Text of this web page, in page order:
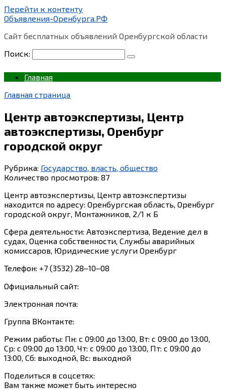
Перейти к контенту
Объявления-Оренбурга.РФ
Сайт бесплатных объявлений Оренбургской области
Поиск:
Главная
Главная страница
Центр автоэкспертизы, Центр
автоэкспертизы, Оренбург
городской округ
Рубрика: Государство, власть, общество
Количество просмотров: 87
Центр автоэкспертизы, Центр автоэкспертизы
находится по адресу: Оренбургская область, Оренбург
городской округ, Монтажников, 2/1 к Б
Сфера деятельности: Автоэкспертиза, Ведение дел в
судах, Оценка собственности, Службы аварийных
комиссаров, Юридические услуги Оренбург
Телефон: +7 (3532) 28‒10‒08
Официальный сайт:
Электронная почта:
Группа ВКонтакте:
Режим работы: Пн: с 09:00 до 13:00, Вт: с 09:00 до 13:00,
Ср: с 09:00 до 13:00, Чт: с 09:00 до 13:00, Пт: с 09:00 до
13:00, Сб: выходной, Вс: выходной
Поделиться в соцсетях:
Вам также может быть интересно